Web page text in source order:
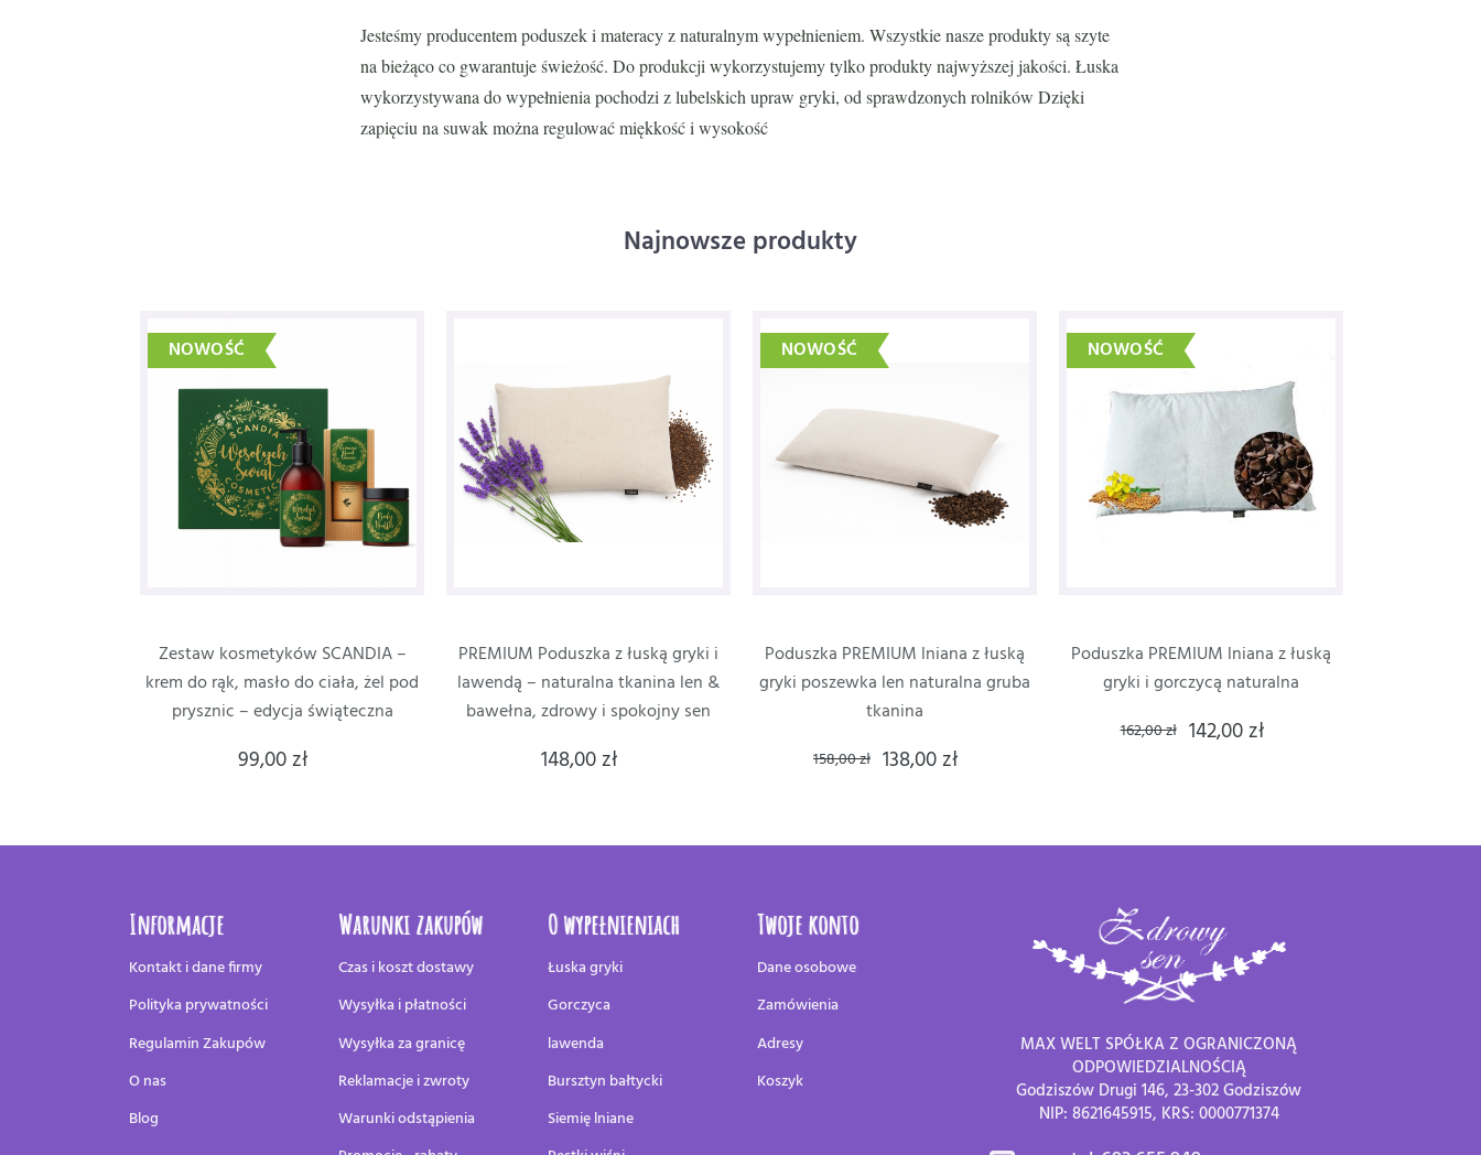
Jesteśmy producentem poduszek i materacy z naturalnym wypełnieniem. Wszystkie nasze produkty są szyte
na bieżąco co gwarantuje świeżość. Do produkcji wykorzystujemy tylko produkty najwyższej jakości. Łuska
wykorzystywana do wypełnienia pochodzi z lubelskich upraw gryki, od sprawdzonych rolników Dzięki
zapięciu na suwak można regulować miękkość i wysokość
Najnowsze produkty
NOWOŚĆ
Zestaw kosmetyków SCANDIA –
krem do rąk, masło do ciała, żel pod
prysznic – edycja świąteczna
99,00 zł
PREMIUM Poduszka z łuską gryki i
lawendą – naturalna tkanina len &
bawełna, zdrowy i spokojny sen
148,00 zł
NOWOŚĆ
Poduszka PREMIUM lniana z łuską
gryki poszewka len naturalna gruba
tkanina
158,00 zł 138,00 zł
NOWOŚĆ
Poduszka PREMIUM lniana z łuską
gryki i gorczycą naturalna
162,00 zł 142,00 zł
Informacje
Kontakt i dane firmy
Polityka prywatności
Regulamin Zakupów
O nas
Blog
Warunki zakupów
Czas i koszt dostawy
Wysyłka i płatności
Wysyłka za granicę
Reklamacje i zwroty
Warunki odstąpienia
O wypełnieniach
Łuska gryki
Gorczyca
lawenda
Bursztyn bałtycki
Siemię lniane
Twoje konto
Dane osobowe
Zamówienia
Adresy
Koszyk
MAX WELT SPÓŁKA Z OGRANICZONĄ
ODPOWIEDZIALNOŚCIĄ
Godziszów Drugi 146, 23-302 Godziszów
NIP: 8621645915, KRS: 0000771374